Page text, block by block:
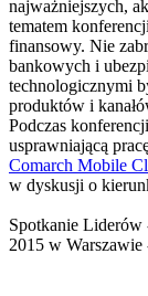
najważniejszych,
tematem
finansowy. Nie
bankowych i
technologicznymi
produktów i
Podczas
usprawniającą
Comarch Mobile
w dyskusji o
Spotkanie Liderów
2015 w